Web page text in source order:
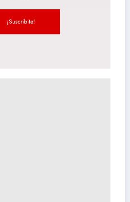
¡Suscribite!